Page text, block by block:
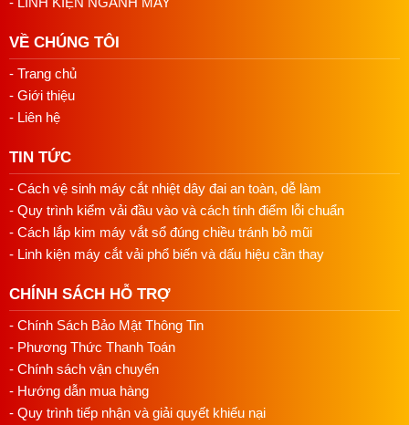
VỀ CHÚNG TÔI
- Trang chủ
- Giới thiệu
- Liên hệ
TIN TỨC
- Cách vệ sinh máy cắt nhiệt dây đai an toàn, dễ làm
- Quy trình kiểm vải đầu vào và cách tính điểm lỗi chuẩn
- Cách lắp kim máy vắt sổ đúng chiều tránh bỏ mũi
- Linh kiện máy cắt vải phổ biến và dấu hiệu cần thay
CHÍNH SÁCH HỖ TRỢ
- Chính Sách Bảo Mật Thông Tin
- Phương Thức Thanh Toán
- Chính sách vận chuyển
- Hướng dẫn mua hàng
- Quy trình tiếp nhận và giải quyết khiếu nại